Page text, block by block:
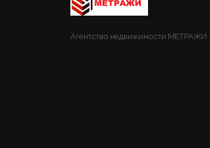
Агентство недвижимости МЕТРАЖИ